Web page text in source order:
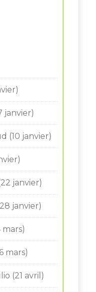
janvier)
(10 janvier)
janvier)
janvier)
mars)
mars)
(21 avril)